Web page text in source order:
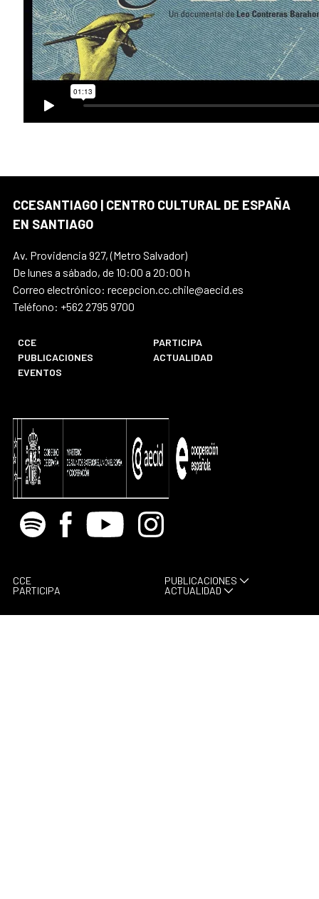
CCESANTIAGO | CENTRO CULTURAL DE ESPAÑA
EN SANTIAGO
Av. Providencia 927, (Metro Salvador)
De lunes a sábado, de 10:00 a 20:00 h
Correo electrónico: recepcion.cc.chile@aecid.es
Teléfono: +562 2795 9700
CCE
PARTICIPA
PUBLICACIONES
ACTUALIDAD
EVENTOS
Spotify Facebook
Youtube Instagram
CCE
PARTICIPA
PUBLICACIONES
ACTUALIDAD